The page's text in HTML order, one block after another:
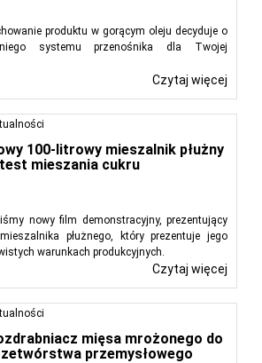
produktu w gorącym oleju decyduje o
systemu przenośnika dla Twojej
Czytaj więcej
100-litrowy mieszalnik płużny
mieszania cukru
nowy film demonstracyjny, prezentujący
płużnego, który prezentuje jego
warunkach produkcyjnych.
Czytaj więcej
mięsa mrożonego do
przemysłowego